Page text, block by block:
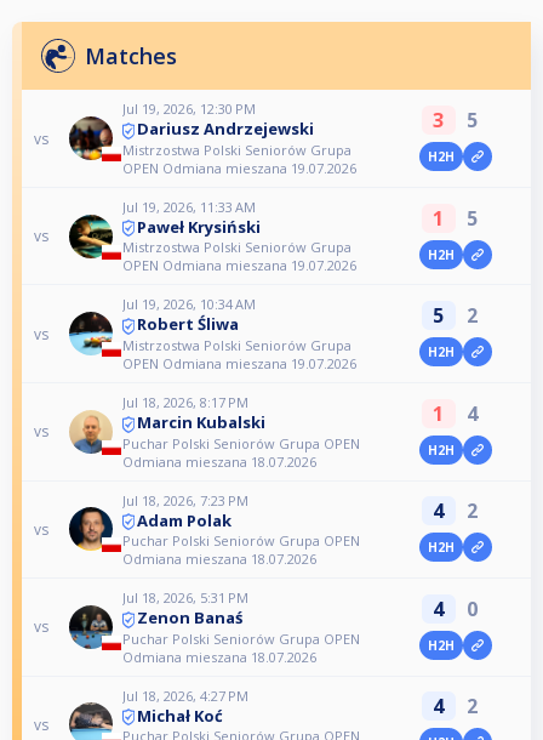
Matches
vs
Jul 19, 2026, 12:30 PM
Dariusz Andrzejewski
Mistrzostwa Polski Seniorów Grupa
OPEN Odmiana mieszana 19.07.2026
3 5
H2H
vs
Jul 19, 2026, 11:33 AM
Paweł Krysiński
Mistrzostwa Polski Seniorów Grupa
OPEN Odmiana mieszana 19.07.2026
1 5
H2H
vs
Jul 19, 2026, 10:34 AM
Robert Śliwa
Mistrzostwa Polski Seniorów Grupa
OPEN Odmiana mieszana 19.07.2026
5 2
H2H
vs
Jul 18, 2026, 8:17 PM
Marcin Kubalski
Puchar Polski Seniorów Grupa OPEN
Odmiana mieszana 18.07.2026
1 4
H2H
vs
Jul 18, 2026, 7:23 PM
Adam Polak
Puchar Polski Seniorów Grupa OPEN
Odmiana mieszana 18.07.2026
4 2
H2H
vs
Jul 18, 2026, 5:31 PM
Zenon Banaś
Puchar Polski Seniorów Grupa OPEN
Odmiana mieszana 18.07.2026
4 0
H2H
vs
Jul 18, 2026, 4:27 PM
Michał Koć
Puchar Polski Seniorów Grupa OPEN
4 2